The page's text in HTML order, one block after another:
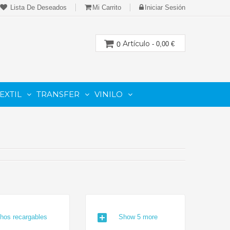
Lista De Deseados Mi Carrito Iniciar Sesión
Artículo - 0,00 €
0
TRANSFER VINILO
recargables add_box Show 5 more